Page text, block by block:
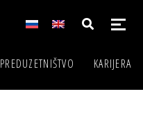
PREDUZETNIŠTVO KARIJERA